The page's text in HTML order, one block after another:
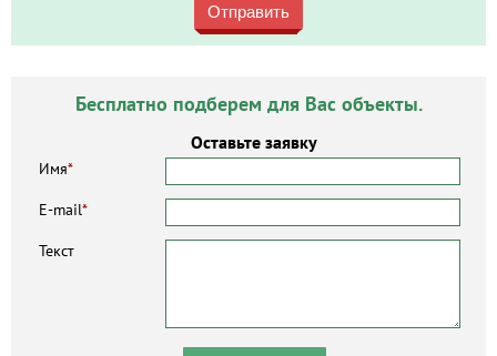
Отправить
Бесплатно подберем для Вас объекты.
Оставьте заявку
Имя*
E-mail*
Текст